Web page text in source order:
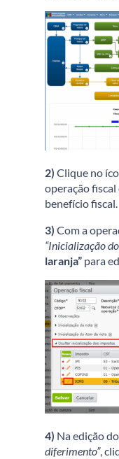
2) Clique no
operação
benefício fiscal.
3) Com a
“Inicialização
laranja” para
4) Na edição
diferimento”,